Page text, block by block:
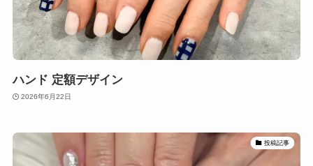
ハンド 定額デザイン
2026年6月22日
投稿記事